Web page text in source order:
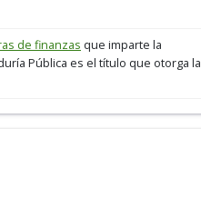
de finanzas que imparte la
Pública es el título que otorga la